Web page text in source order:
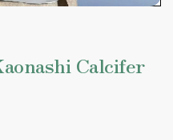
Calcifer